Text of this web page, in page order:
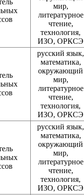
мир,
литературное
чтение,
технология,
ИЗО, ОРКСЭ
русский язык,
математика,
окружающий
мир,
литературное
чтение,
технология,
ИЗО, ОРКСЭ
русский язык,
математика,
окружающий
мир,
литературное
чтение,
технология,
ИЗО, ОРКСЭ